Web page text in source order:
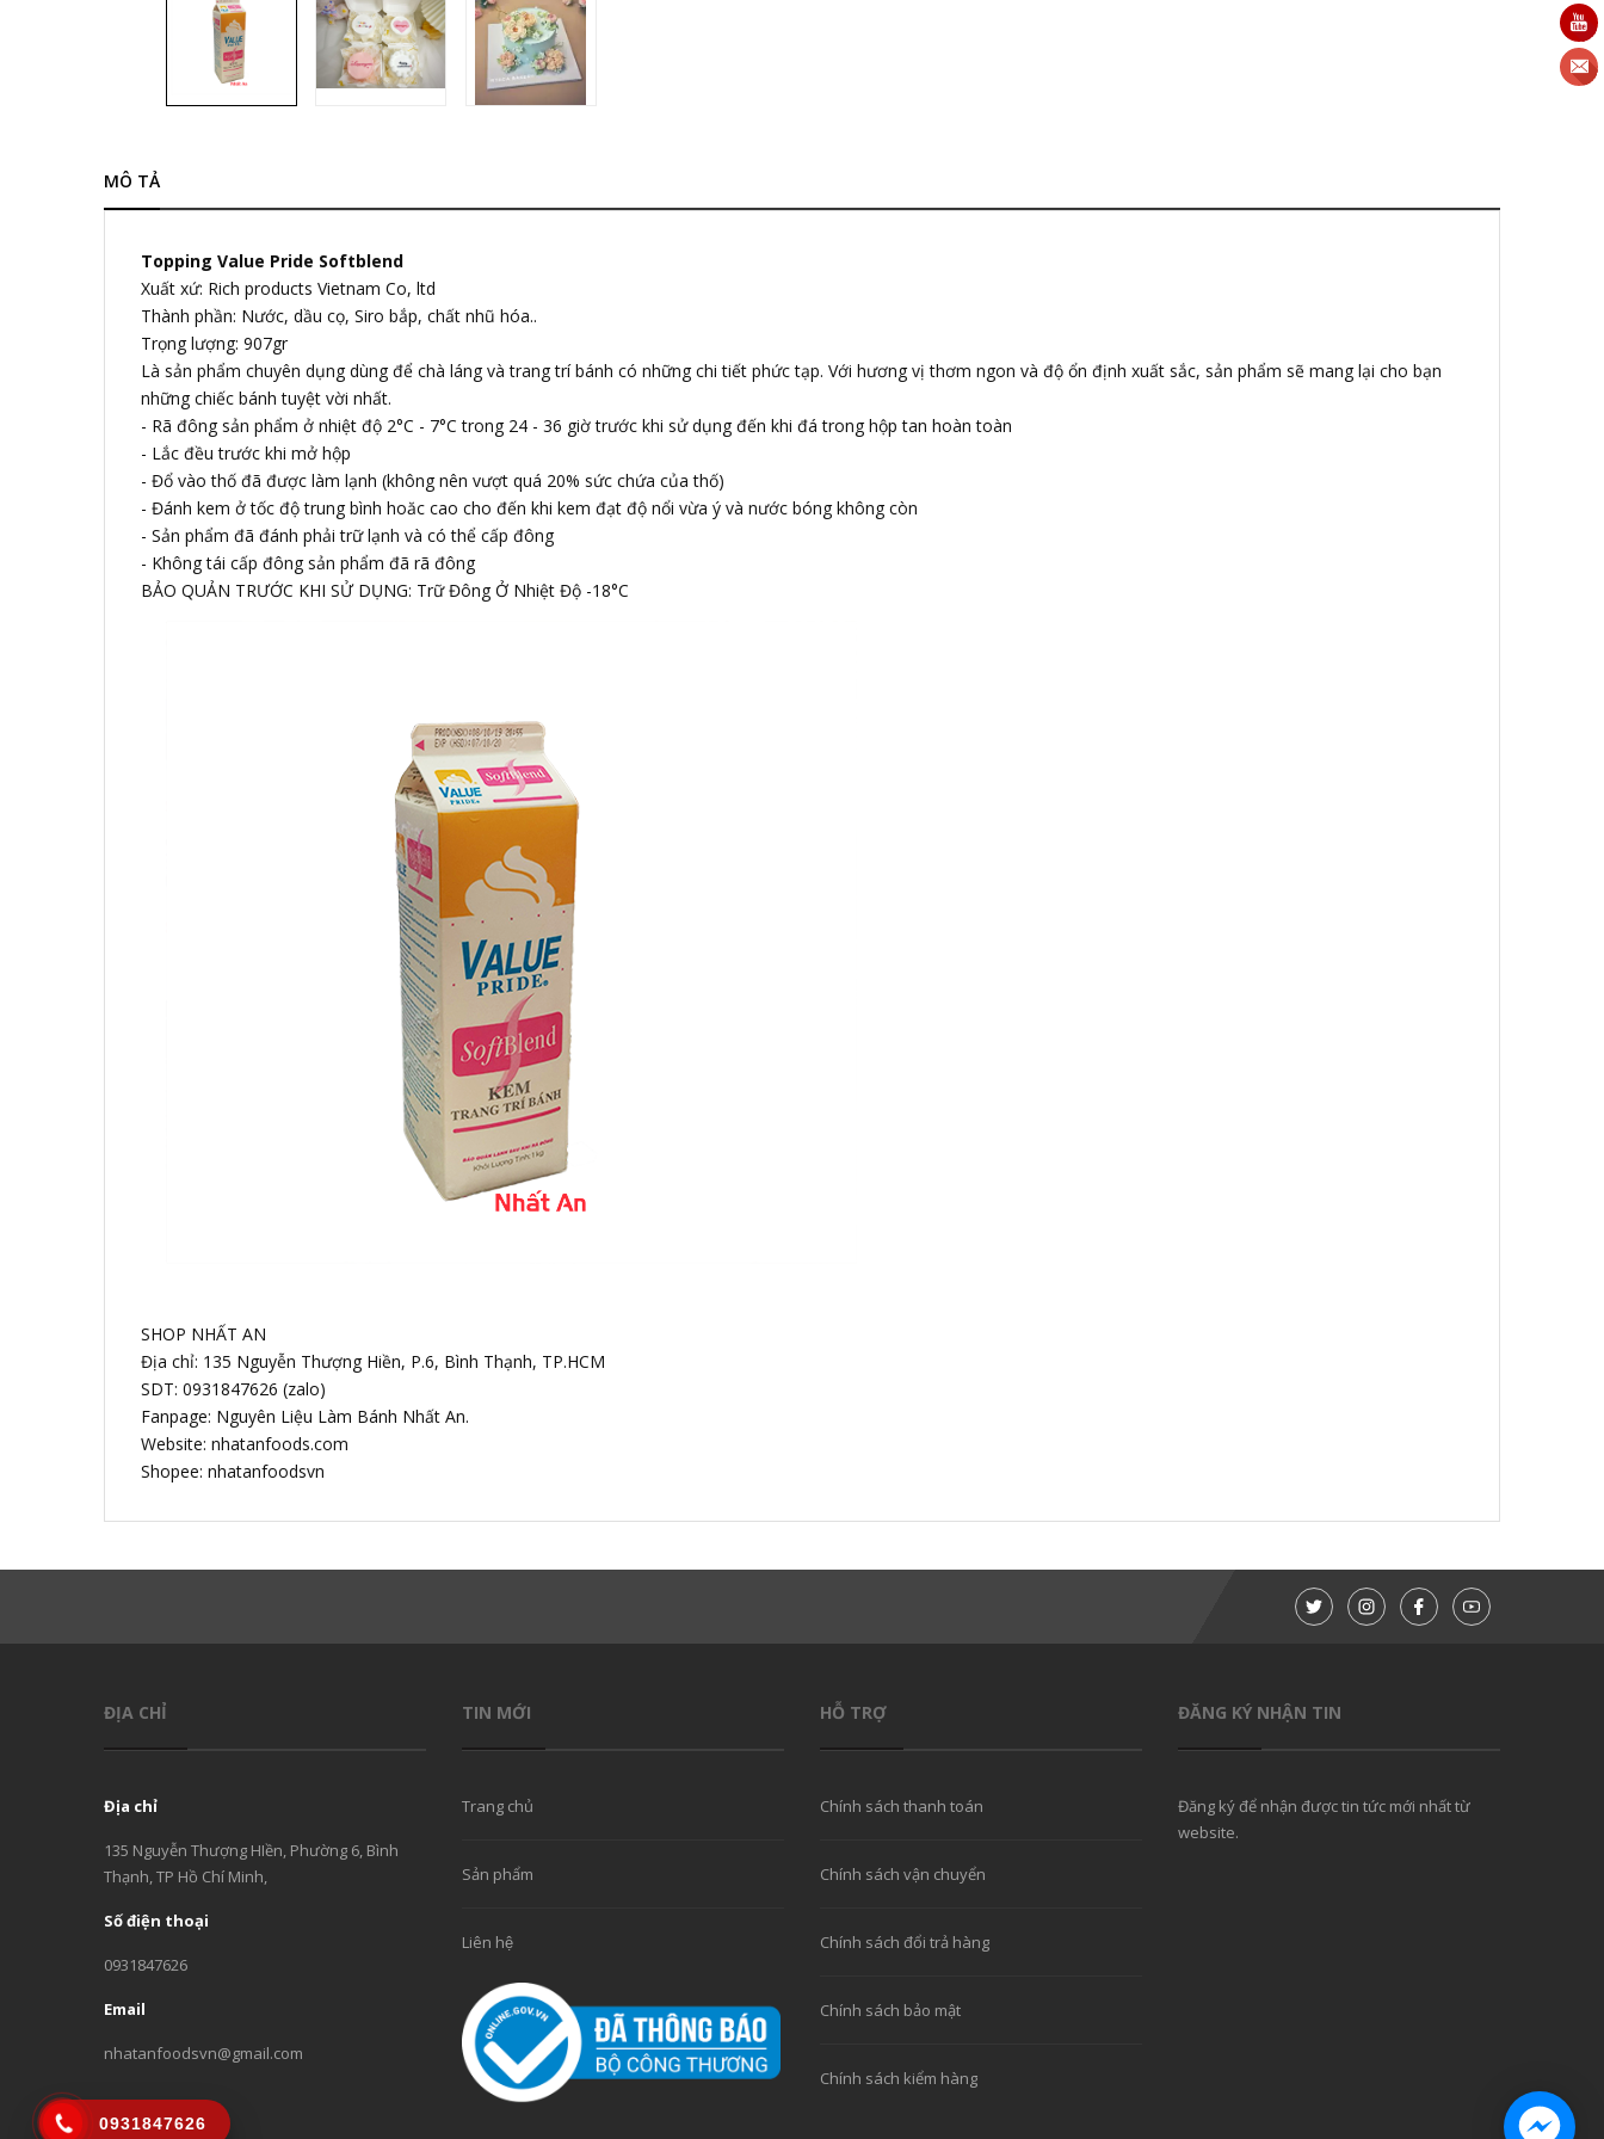
MÔ TẢ
Topping Value Pride Softblend
Xuất xứ: Rich products Vietnam Co, ltd
Thành phần: Nước, dầu cọ, Siro bắp, chất nhũ hóa..
Trọng lượng: 907gr
Là sản phẩm chuyên dụng dùng để chà láng và trang trí bánh có những chi tiết phức tạp. Với hương vị thơm ngon và độ ổn định xuất sắc, sản phẩm sẽ mang lại cho bạn
những chiếc bánh tuyệt vời nhất.
- Rã đông sản phẩm ở nhiệt độ 2°C - 7°C trong 24 - 36 giờ trước khi sử dụng đến khi đá trong hộp tan hoàn toàn
- Lắc đều trước khi mở hộp
- Đổ vào thố đã được làm lạnh (không nên vượt quá 20% sức chứa của thố)
- Đánh kem ở tốc độ trung bình hoăc cao cho đến khi kem đạt độ nổi vừa ý và nước bóng không còn
- Sản phẩm đã đánh phải trữ lạnh và có thể cấp đông
- Không tái cấp đông sản phẩm đã rã đông
BẢO QUẢN TRƯỚC KHI SỬ DỤNG: Trữ Đông Ở Nhiệt Độ -18°C
SHOP NHẤT AN
Địa chỉ: 135 Nguyễn Thượng Hiền, P.6, Bình Thạnh, TP.HCM
SDT: 0931847626 (zalo)
Fanpage: Nguyên Liệu Làm Bánh Nhất An.
Website: nhatanfoods.com
Shopee: nhatanfoodsvn
ĐỊA CHỈ
Địa chỉ
135 Nguyễn Thượng HIền, Phường 6, Bình
Thạnh, TP Hồ Chí Minh,
Số điện thoại
0931847626
Email
nhatanfoodsvn@gmail.com
TIN MỚI
Trang chủ
Sản phẩm
Liên hệ
HỖ TRỢ
Chính sách thanh toán
Chính sách vận chuyển
Chính sách đổi trả hàng
Chính sách bảo mật
Chính sách kiểm hàng
ĐĂNG KÝ NHẬN TIN
Đăng ký để nhận được tin tức mới nhất từ
website.
0931847626